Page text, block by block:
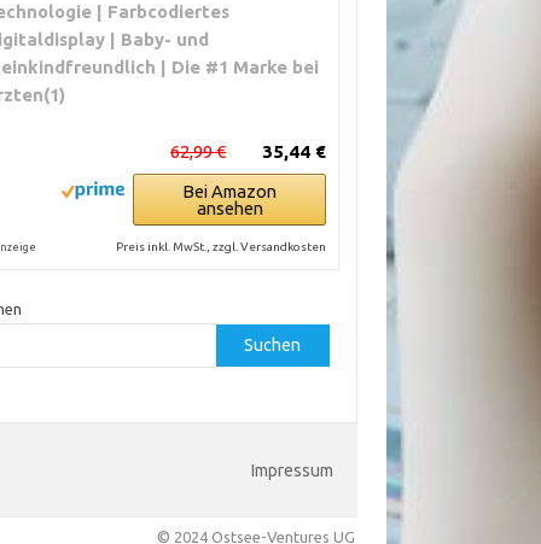
| Farbcodiertes
| Baby- und
| Die #1 Marke bei
35,44 €
62,99 €
Bei Amazon
ansehen
Preis inkl. MwSt., zzgl. Versandkosten
Suchen
Impressum
© 2024 Ostsee-Ventures UG